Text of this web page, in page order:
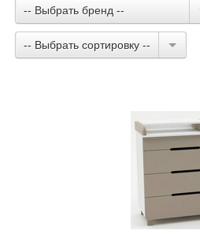
-- Выбрать бренд --
-- Выбрать сортировку --